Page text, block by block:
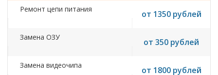
Ремонт цепи питания от 1350 рублей
Замена ОЗУ от 350 рублей
Замена видеочипа от 1800 рублей